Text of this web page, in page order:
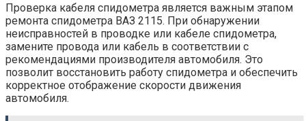
Проверка кабеля спидометра является важным этапом
ремонта спидометра ВАЗ 2115. При обнаружении
неисправностей в проводке или кабеле спидометра,
замените провода или кабель в соответствии с
рекомендациями производителя автомобиля. Это
позволит восстановить работу спидометра и обеспечить
корректное отображение скорости движения
автомобиля.